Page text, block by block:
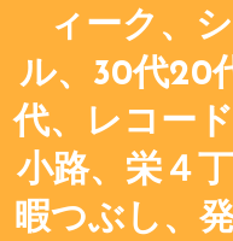
ィーク、
ル、30代20
代、レコー
小路、栄４
暇つぶし、